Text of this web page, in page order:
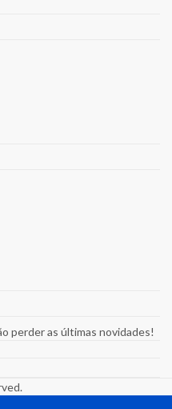
perder as últimas novidades!